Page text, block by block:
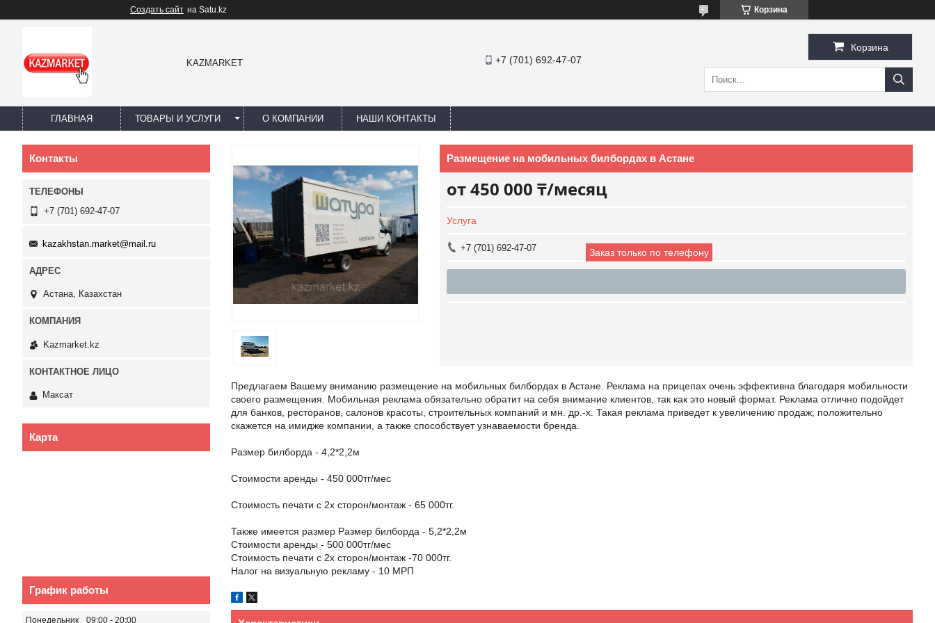
Создать сайт на Satu.kz Корзина
KAZMARKET +7 (701) 692-47-07
Корзина
ГЛАВНАЯ ТОВАРЫ И УСЛУГИ О КОМПАНИИ НАШИ КОНТАКТЫ
Размещение на мобильных билбордах в Астане
от450 000 ₸/месяц
Услуга
+7 (701) 692-47-07 Заказ только по телефону
Предлагаем Вашему вниманию размещение на мобильных билбордах в Астане. Реклама на прицепах очень эффективна благодаря мобильности
своего размещения. Мобильная реклама обязательно обратит на себя внимание клиентов, так как это новый формат. Реклама отлично подойдет
для банков, ресторанов, салонов красоты, строительных компаний и мн. др.-х. Такая реклама приведет к увеличению продаж, положительно
скажется на имидже компании, а также способствует узнаваемости бренда.
Размер билборда - 4,2*2,2м
Стоимости аренды - 450 000тг/мес
Стоимость печати с 2х сторон/монтаж - 65 000тг.
Также имеется размер Размер билборда - 5,2*2,2м
Стоимости аренды - 500 000тг/мес
Стоимость печати с 2х сторон/монтаж -70 000тг.
Налог на визуальную рекламу - 10 МРП
Контакты
+7 (701) 692-47-07
kazakhstan.market@mail.ru
Астана, Казахстан
Kazmarket.kz
Максат
Карта
График работы
Понедельник 09:00
20:00